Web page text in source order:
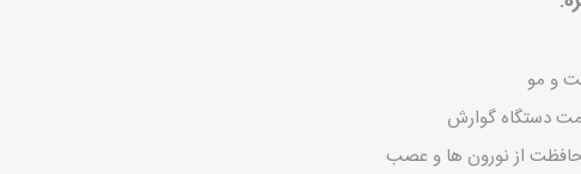
و مو
دستگاه گوارش
از نورون ها و عصب